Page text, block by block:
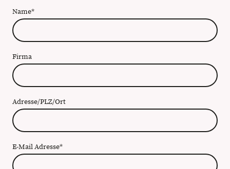
Name*
Firma
Adresse/PLZ/Ort
E-Mail Adresse*